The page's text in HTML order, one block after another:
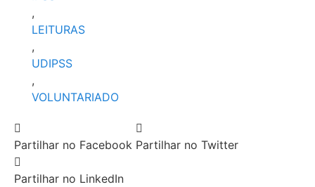
,
LEITURAS
,
UDIPSS
,
VOLUNTARIADO
Partilhar no Facebook Partilhar no Twitter
Partilhar no LinkedIn